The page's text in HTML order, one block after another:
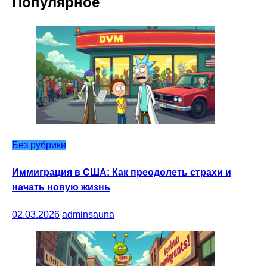
Без рубрики
Иммиграция в США: Как преодолеть страхи и
начать новую жизнь
02.03.2026 adminsauna